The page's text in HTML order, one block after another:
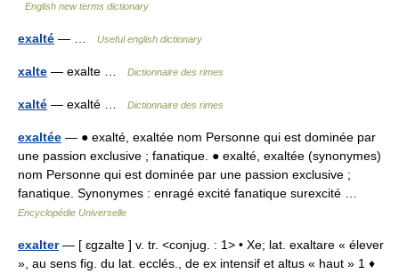
English new terms dictionary
exalté — … Useful english dictionary
xalte — exalte … Dictionnaire des rimes
xalté — exalté … Dictionnaire des rimes
exaltée — ● exalté, exaltée nom Personne qui est dominée par
une passion exclusive ; fanatique. ● exalté, exaltée (synonymes)
nom Personne qui est dominée par une passion exclusive ;
fanatique. Synonymes : enragé excité fanatique surexcité …
Encyclopédie Universelle
exalter— [ ɛgzalte ] v. tr. <conjug. : 1> • Xe; lat. exaltare « élever
», au sens fig. du lat. ecclés., de ex intensif et altus « haut » 1 ♦